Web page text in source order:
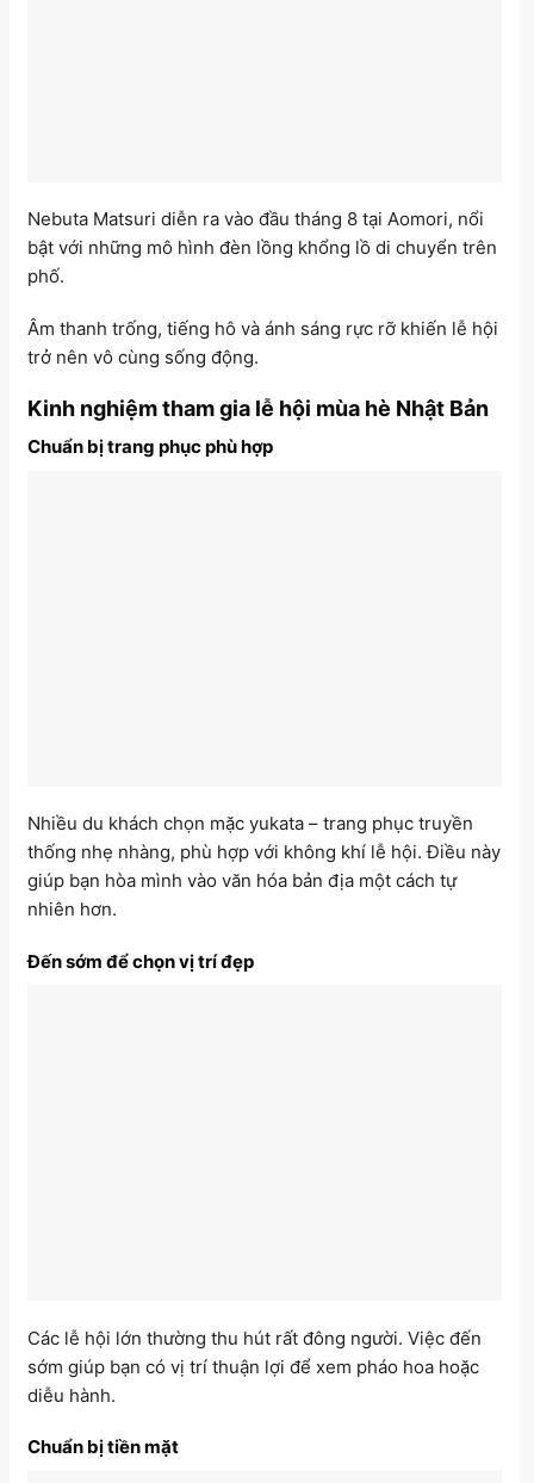
Nebuta Matsuri diễn ra vào đầu tháng 8 tại Aomori, nổi
bật với những mô hình đèn lồng khổng lồ di chuyển trên
phố.
Âm thanh trống, tiếng hô và ánh sáng rực rỡ khiến lễ hội
trở nên vô cùng sống động.
Kinh nghiệm tham gia lễ hội mùa hè Nhật Bản
Chuẩn bị trang phục phù hợp
Nhiều du khách chọn mặc yukata – trang phục truyền
thống nhẹ nhàng, phù hợp với không khí lễ hội. Điều này
giúp bạn hòa mình vào văn hóa bản địa một cách tự
nhiên hơn.
Đến sớm để chọn vị trí đẹp
Các lễ hội lớn thường thu hút rất đông người. Việc đến
sớm giúp bạn có vị trí thuận lợi để xem pháo hoa hoặc
diễu hành.
Chuẩn bị tiền mặt